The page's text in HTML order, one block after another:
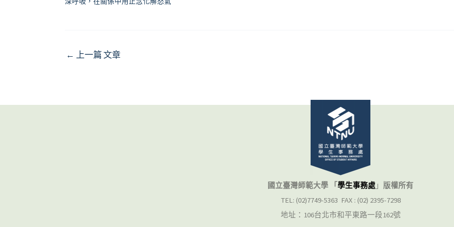
← 上一篇 文章
國立臺灣師範大學 「 學生事務處 」 版權所有
TEL: (02)7749-5363 FAX : (02) 2395-7298
地址：106台北市和平東路一段162號